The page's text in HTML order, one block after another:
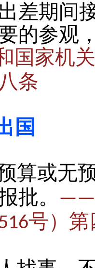
差期间
的参观
国家机
条
国
算或无
批。
号）第